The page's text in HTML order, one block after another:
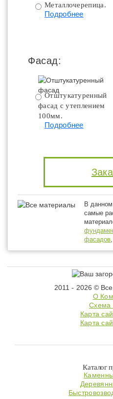
Металлочерепица.
Подробнее
Фасад:
Отштукатуренный
фасад с утеплением
100мм.
Подробнее
В
самые
фасадов
2011 - 2026 ©
О
Схема
Карта
Карта
Каталог